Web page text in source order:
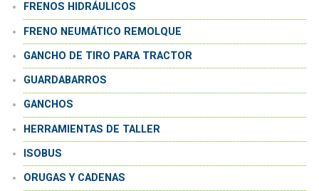
FRENOS HIDRÁULICOS
FRENO NEUMÁTICO REMOLQUE
GANCHO DE TIRO PARA TRACTOR
GUARDABARROS
GANCHOS
HERRAMIENTAS DE TALLER
ISOBUS
ORUGAS Y CADENAS